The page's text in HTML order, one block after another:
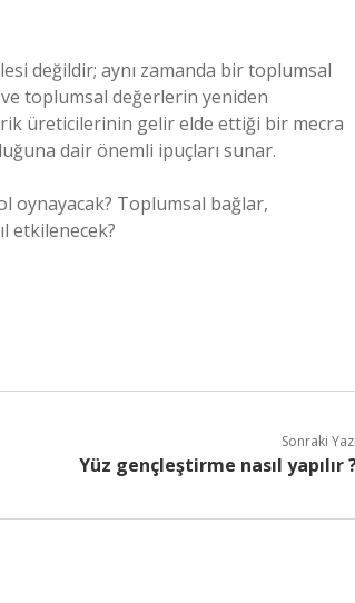
değildir; aynı zamanda bir toplumsal
toplumsal değerlerin yeniden
üreticilerinin gelir elde ettiği bir mecra
dair önemli ipuçları sunar.
oynayacak? Toplumsal bağlar,
etkilenecek?
Sonraki
Yüz gençleştirme nasıl yapılır